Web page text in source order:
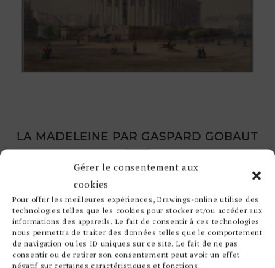
Gérer le consentement aux
cookies
Pour offrir les meilleures expériences, Drawings-online utilise des
technologies telles que les cookies pour stocker et/ou accéder aux
informations des appareils. Le fait de consentir à ces technologies
nous permettra de traiter des données telles que le comportement
de navigation ou les ID uniques sur ce site. Le fait de ne pas
consentir ou de retirer son consentement peut avoir un effet
négatif sur certaines caractéristiques et fonctions.
LA MADELEINE PAR GASPARD GOBAUT
€600,00